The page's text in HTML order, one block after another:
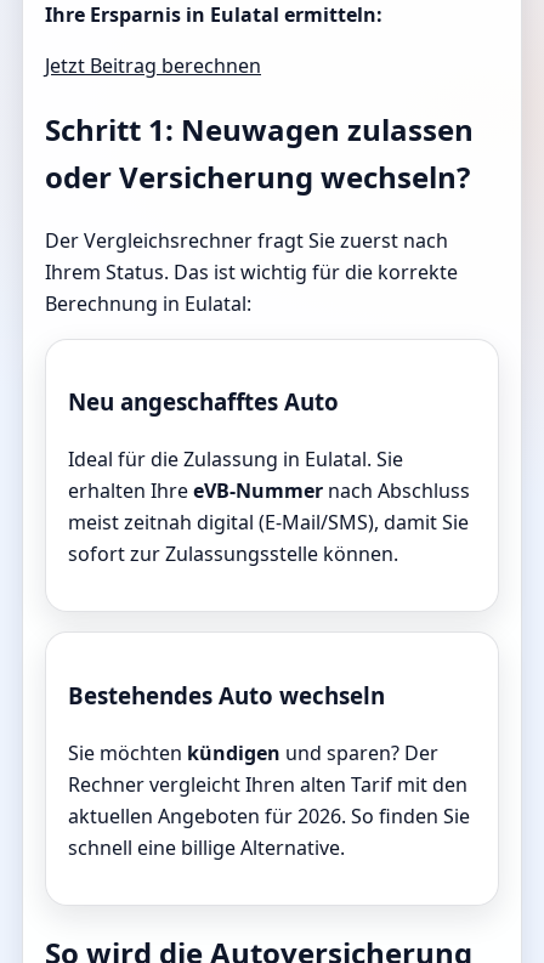
Ihre Ersparnis in Eulatal ermitteln:
Jetzt Beitrag berechnen
Schritt 1: Neuwagen zulassen
oder Versicherung wechseln?
Der Vergleichsrechner fragt Sie zuerst nach
Ihrem Status. Das ist wichtig für die korrekte
Berechnung in Eulatal:
Neu angeschafftes Auto
Ideal für die Zulassung in Eulatal. Sie
erhalten IhreeVB-Nummer nach Abschluss
meist zeitnah digital (E-Mail/SMS), damit Sie
sofort zur Zulassungsstelle können.
Bestehendes Auto wechseln
Sie möchten kündigen und sparen? Der
Rechner vergleicht Ihren alten Tarif mit den
aktuellen Angeboten für 2026. So finden Sie
schnell eine billige Alternative.
So wird die Autoversicherung